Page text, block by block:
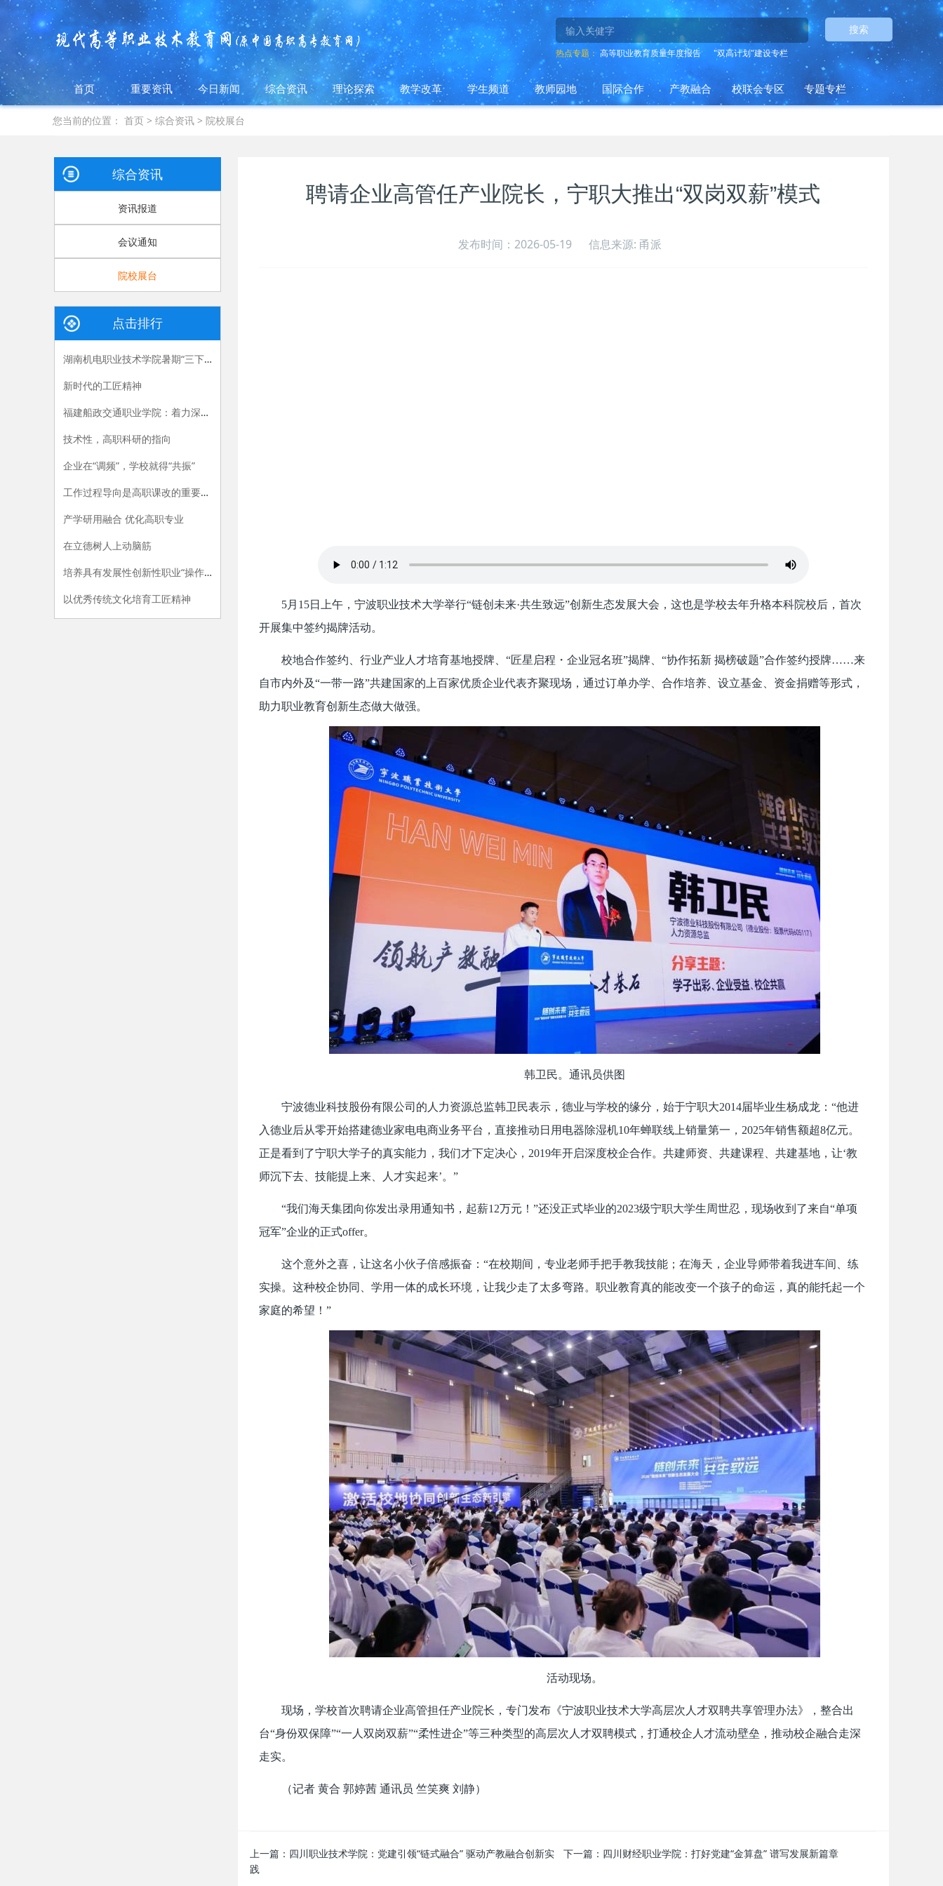
搜索
热点专题： 高等职业教育质量年度报告 "双高计划"建设专栏
首页 重要资讯 今日新闻 综合资讯 理论探索 教学改革 学生频道 教师园地 国际合作 产教融合 校联会专区 专题专栏
您当前的位置： 首页> 综合资讯> 院校展台
聘请企业高管任产业院长，宁职大推出“双岗双薪”模式
发布时间：2026-05-19 信息来源: 甬派
5月15日上午，宁波职业技术大学举行“链创未来·共生致远”创新生态发展大会，这也是学校去年升格本科院校后，首次
开展集中签约揭牌活动。
校地合作签约、行业产业人才培育基地授牌、“匠星启程・企业冠名班”揭牌、“协作拓新 揭榜破题”合作签约授牌……来
自市内外及“一带一路”共建国家的上百家优质企业代表齐聚现场，通过订单办学、合作培养、设立基金、资金捐赠等形式，
助力职业教育创新生态做大做强。
韩卫民。通讯员供图
宁波德业科技股份有限公司的人力资源总监韩卫民表示，德业与学校的缘分，始于宁职大2014届毕业生杨成龙：“他进
入德业后从零开始搭建德业家电电商业务平台，直接推动日用电器除湿机10年蝉联线上销量第一，2025年销售额超8亿元。
正是看到了宁职大学子的真实能力，我们才下定决心，2019年开启深度校企合作。共建师资、共建课程、共建基地，让‘教
师沉下去、技能提上来、人才实起来’。”
“我们海天集团向你发出录用通知书，起薪12万元！”还没正式毕业的2023级宁职大学生周世忍，现场收到了来自“单项
冠军”企业的正式offer。
这个意外之喜，让这名小伙子倍感振奋：“在校期间，专业老师手把手教我技能；在海天，企业导师带着我进车间、练
实操。这种校企协同、学用一体的成长环境，让我少走了太多弯路。职业教育真的能改变一个孩子的命运，真的能托起一个
家庭的希望！”
活动现场。
现场，学校首次聘请企业高管担任产业院长，专门发布《宁波职业技术大学高层次人才双聘共享管理办法》，整合出
台“身份双保障”“一人双岗双薪”“柔性进企”等三种类型的高层次人才双聘模式，打通校企人才流动壁垒，推动校企融合走深
走实。
（记者 黄合 郭婷茜 通讯员 竺笑爽 刘静）
上一篇： 四川职业技术学院：党建引领“链式融合” 驱动产教融合创新实
践
下一篇： 四川财经职业学院：打好党建“金算盘” 谱写发展新篇章
综合资讯
资讯报道
会议通知
院校展台
点击排行
湖南机电职业技术学院暑期“三下乡”：长大后，我就成了你
新时代的工匠精神
福建船政交通职业学院：着力深化产教融合，“六招”助推职教供给侧改革
技术性，高职科研的指向
企业在“调频”，学校就得“共振”
工作过程导向是高职课改的重要指导原则
产学研用融合 优化高职专业
在立德树人上动脑筋
培养具有发展性创新性职业“操作手”
以优秀传统文化培育工匠精神